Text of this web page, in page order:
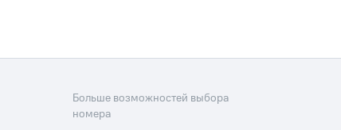
Больше возможностей выбора
номера